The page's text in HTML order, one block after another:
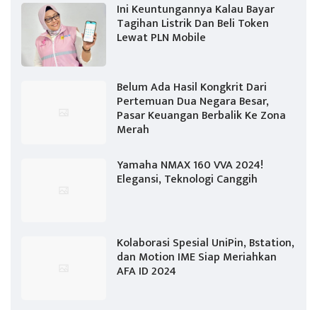
Ini Keuntungannya Kalau Bayar
Tagihan Listrik Dan Beli Token
Lewat PLN Mobile
Belum Ada Hasil Kongkrit Dari
Pertemuan Dua Negara Besar,
Pasar Keuangan Berbalik Ke Zona
Merah
Yamaha NMAX 160 VVA 2024!
Elegansi, Teknologi Canggih
Kolaborasi Spesial UniPin, Bstation,
dan Motion IME Siap Meriahkan
AFA ID 2024